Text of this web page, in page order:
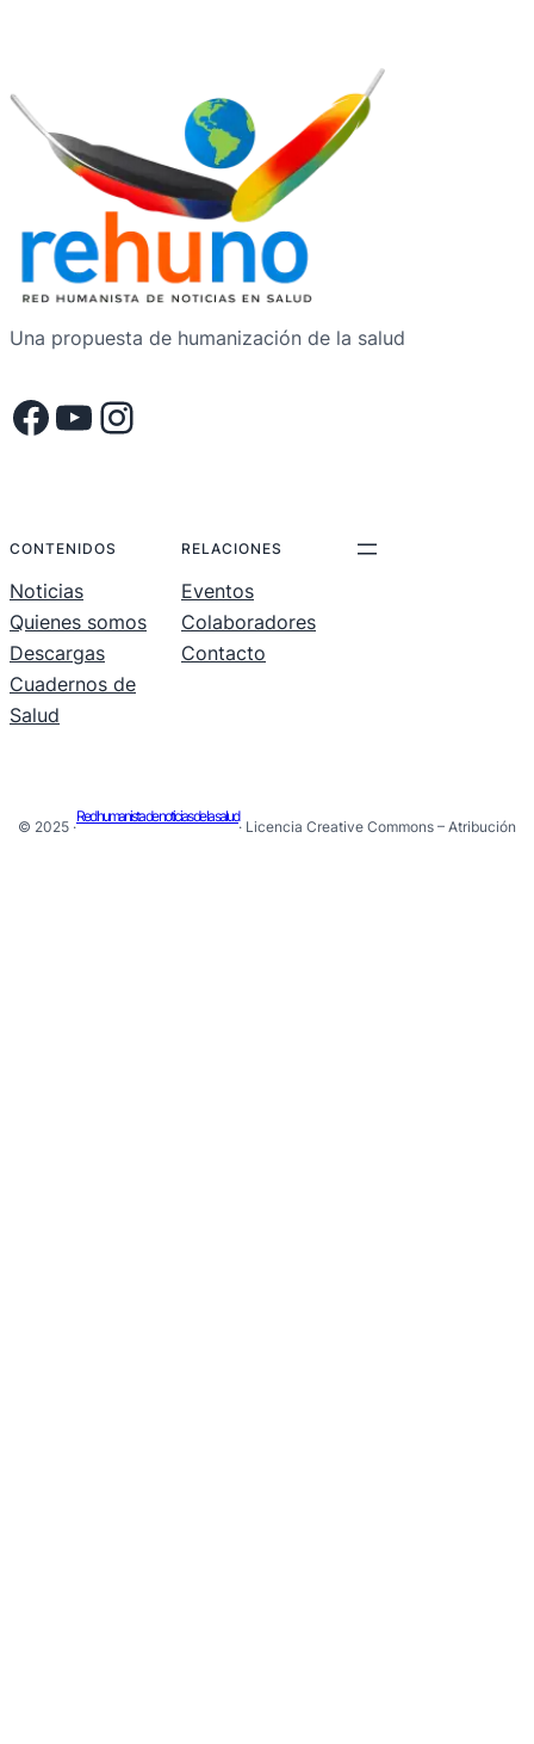
Una propuesta de humanización de la salud
Facebook YouTube Instagram
CONTENIDOS
Noticias
Quienes somos
Descargas
Cuadernos de
Salud
RELACIONES
Eventos
Colaboradores
Contacto
© 2025 ·
Red humanista de noticias de la salud
· Licencia Creative Commons – Atribución